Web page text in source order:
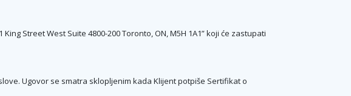
Street West Suite 4800-200 Toronto, ON, M5H 1A1” koji će zastupati
Ugovor se smatra sklopljenim kada Klijent potpiše Sertifikat o